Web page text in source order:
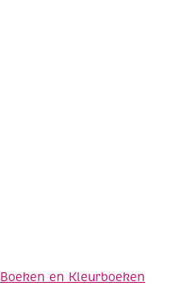
Boeken en Kleurboeken